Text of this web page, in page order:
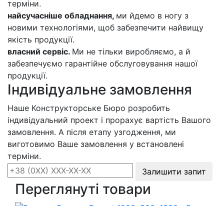
терміни.
найсучасніше обладнання, ми йдемо в ногу з
новими технологіями, щоб забезпечити найвищу
якість продукції.
власний сервіс. Ми не тільки виробляємо, а й
забезпечуємо гарантійне обслуговування нашої
продукції.
Індивідуальне замовлення
Наше Конструкторське Бюро розробить
індивідуальний проект і прорахує вартість Вашого
замовлення. А після етапу узгодження, ми
виготовимо Ваше замовлення у встановлені
терміни.
Залишити запит
Переглянуті товари